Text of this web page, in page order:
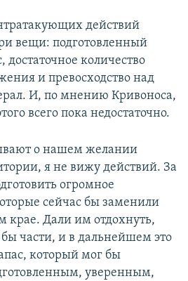
действий
вещи: подготовленный
достаточное количество
и превосходство над
И, по мнению Кривоноса,
всего пока недостаточно.
о нашем желании
я не вижу действий. За
огромное
сейчас бы заменили
крае. Дали им отдохнуть,
части, и в дальнейшем это
который мог бы
уверенным,